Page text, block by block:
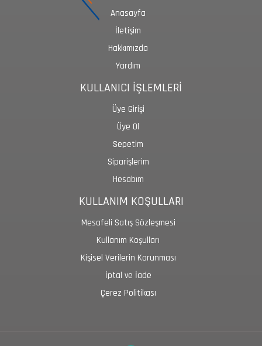
Anasayfa
İletişim
Hakkımızda
Yardım
KULLANICI İŞLEMLERİ
Üye Girişi
Üye Ol
Sepetim
Siparişlerim
Hesabım
KULLANIM KOŞULLARI
Mesafeli Satış Sözleşmesi
Kullanım Koşulları
Kişisel Verilerin Korunması
İptal ve İade
Çerez Politikası